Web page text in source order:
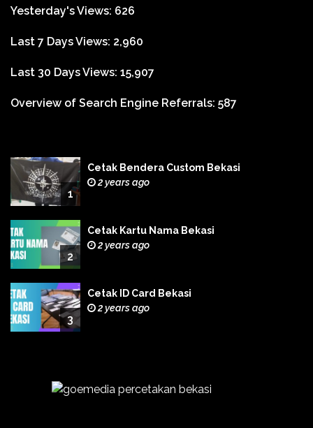
Yesterday's Views: 626
Last 7 Days Views: 2,960
Last 30 Days Views: 15,907
Overview of Search Engine Referrals: 587
1
Cetak Bendera Custom Bekasi
2 years ago
2
Cetak Kartu Nama Bekasi
2 years ago
3
Cetak ID Card Bekasi
2 years ago